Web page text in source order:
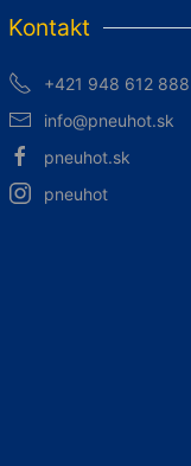
Kontakt
+421 948 612 888
info@pneuhot.sk
pneuhot.sk
pneuhot